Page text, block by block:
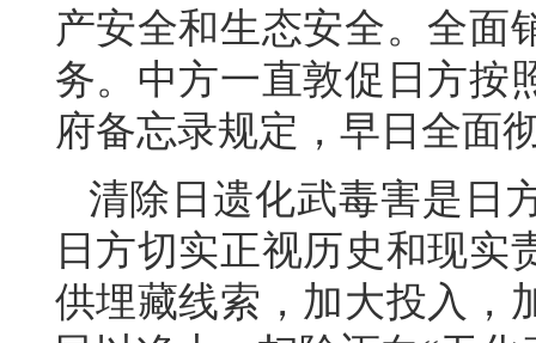
产安全和生态安全。全面
务。中方一直敦促日方按
府备忘录规定，早日全面
清除日遗化武毒害是日
日方切实正视历史和现实
供埋藏线索，加大投入，